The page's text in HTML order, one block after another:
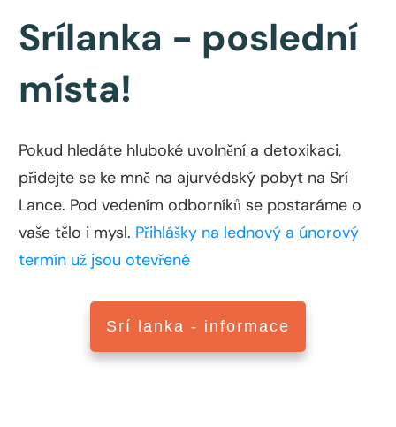
Srílanka - poslední
místa!
Pokud hledáte hluboké uvolnění a detoxikaci,
přidejte se ke mně na ajurvédský pobyt na Srí
Lance. Pod vedením odborníků se postaráme o
vaše tělo i mysl. Přihlášky na lednový a únorový
termín už jsou otevřené
Srí lanka - informace